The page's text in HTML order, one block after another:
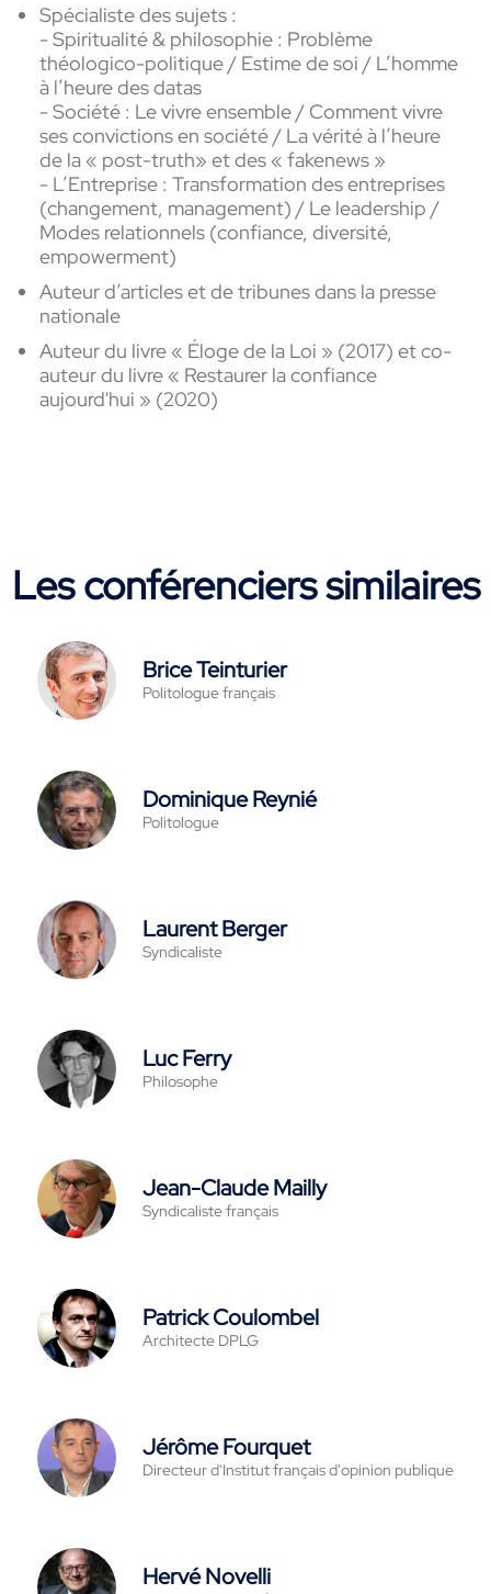
Spécialiste des sujets :
- Spiritualité & philosophie : Problème
théologico-politique / Estime de soi / L’homme
à l’heure des datas
- Société : Le vivre ensemble / Comment vivre
ses convictions en société / La vérité à l’heure
de la « post-truth» et des « fakenews »
- L’Entreprise : Transformation des entreprises
(changement, management) / Le leadership /
Modes relationnels (confiance, diversité,
empowerment)
Auteurd’articles et de tribunes dans la presse
nationale
Auteur du livre « Éloge de la Loi » (2017) et co-
auteur du livre « Restaurer la confiance
aujourd'hui » (2020)
Les conférenciers similaires
Brice Teinturier
Politologue français
Dominique Reynié
Politologue
Laurent Berger
Syndicaliste
Luc Ferry
Philosophe
Jean-Claude Mailly
Syndicaliste français
Patrick Coulombel
Architecte DPLG
Jérôme Fourquet
Directeur d'Institut français d'opinion publique
Hervé Novelli